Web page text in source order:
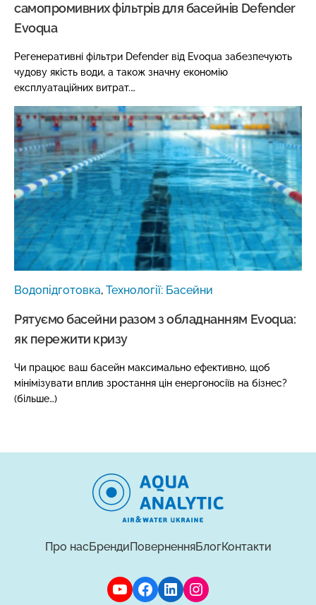
самопромивних фільтрів для басейнів Defender
Evoqua
Регенеративні фільтри Defender від Evoqua забезпечують
чудову якість води, а також значну економію
експлуатаційних витрат.…
Водопідготовка, Технології: Басейни
Рятуємо басейни разом з обладнанням Evoqua:
як пережити кризу
Чи працює ваш басейн максимально ефективно, щоб
мінімізувати вплив зростання цін енергоносіїв на бізнес?
(більше…)
Про насБрендиПоверненняБлогКонтакти
YouTube
Facebook
LinkedIn
Instagram